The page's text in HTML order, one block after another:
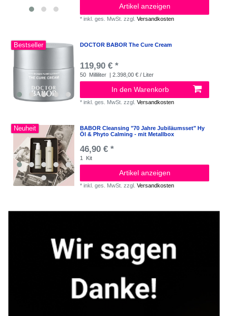
Artikel anzeigen
*inkl. ges. MwSt. zzgl.Versandkosten
Bestseller DOCTOR BABOR The Cure Cream
119,90 € *
50 Milliliter | 2.398,00 € / Liter
In den Warenkorb
*inkl. ges. MwSt. zzgl.Versandkosten
Neuheit
BABOR Cleansing "70 Jahre Jubiläumsset" Hy
Öl & Phyto Calming - mit Metallbox
46,90 € *
1 Kit
Artikel anzeigen
*inkl. ges. MwSt. zzgl.Versandkosten